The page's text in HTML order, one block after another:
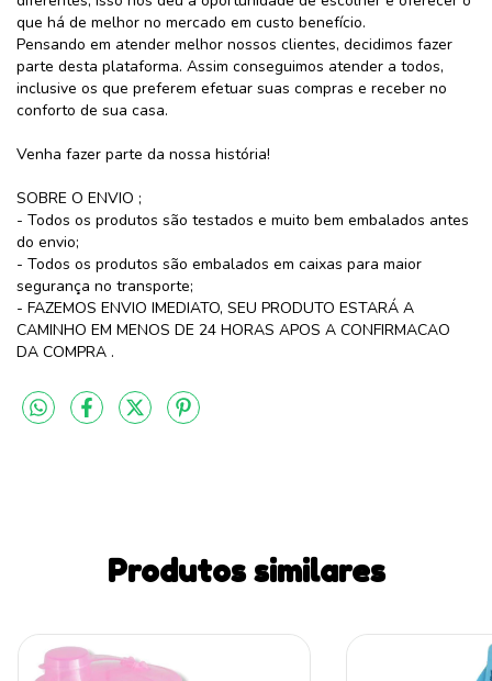
que há de melhor no mercado em custo benefício.
Pensando em atender melhor nossos clientes, decidimos fazer
parte desta plataforma. Assim conseguimos atender a todos,
inclusive os que preferem efetuar suas compras e receber no
conforto de sua casa.
Venha fazer parte da nossa história!
SOBRE O ENVIO ;
- Todos os produtos são testados e muito bem embalados antes
do envio;
- Todos os produtos são embalados em caixas para maior
segurança no transporte;
- FAZEMOS ENVIO IMEDIATO, SEU PRODUTO ESTARÁ A
CAMINHO EM MENOS DE 24 HORAS APOS A CONFIRMACAO
DA COMPRA .
Produtos similares